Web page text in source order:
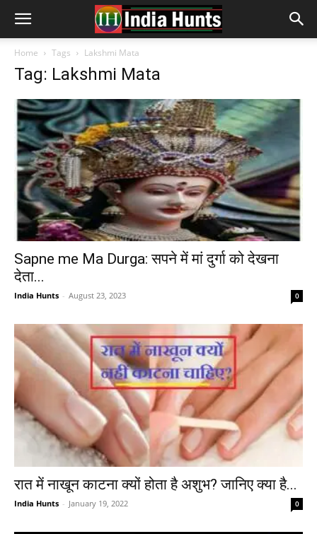
Home Tags Lakshmi Mata
Tag: Lakshmi Mata
Sapne me Ma Durga: सपने में मां दुर्गा को देखना
देता...
India Hunts - August 23, 2023 0
रात में नाखून काटना क्यों होता है अशुभ? जानिए क्या है...
India Hunts - January 19, 2022 0